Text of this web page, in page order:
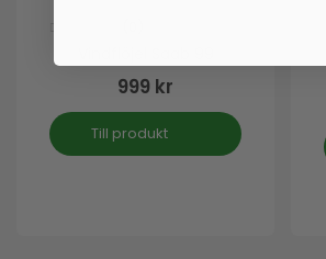
999 kr
Till produkt